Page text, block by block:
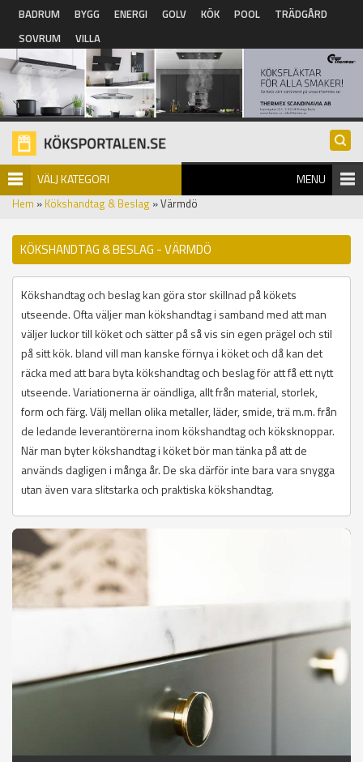
Hoppa till huvudinnehåll
BADRUM BYGG ENERGI GOLV KÖK POOL
TRÄDGÅRD
SOVRUM
VILLA
VÄLJ KATEGORI MENU
Hem » Kökshandtag & Beslag » Värmdö
KÖKSHANDTAG & BESLAG - VÄRMDÖ
Kökshandtag och beslag kan göra stor skillnad på kökets
utseende. Ofta väljer man kökshandtag i samband med att man
väljer luckor till köket och sätter på så vis sin egen prägel och stil
på sitt kök. bland vill man kanske förnya i köket och då kan det
räcka med att bara byta kökshandtag och beslag för att få ett nytt
utseende. Variationerna är oändliga, allt från material, storlek,
form och färg. Välj mellan olika metaller, läder, smide, trä m.m. från
de ledande leverantörerna inom kökshandtag och köksknoppar.
När man byter kökshandtag i köket bör man tänka på att de
används dagligen i många år. De ska därför inte bara vara snygga
utan även vara slitstarka och praktiska kökshandtag.